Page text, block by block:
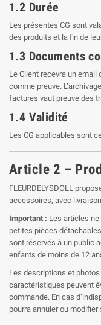
1.2 Durée
Les présentes CG sont
des produits et la fin de
1.3 Documents
Le Client recevra un
comme preuve.
factures vaut preuve des
1.4 Validité
Les CG applicables sont
Article 2 –
FLEURDELYSDOLL
accessoires, avec
Important : Les articles
petites pièces
sont réservés à un public
enfants de moins de 12
Les descriptions et
caractéristiques peuvent
commande. En cas
pourra annuler ou